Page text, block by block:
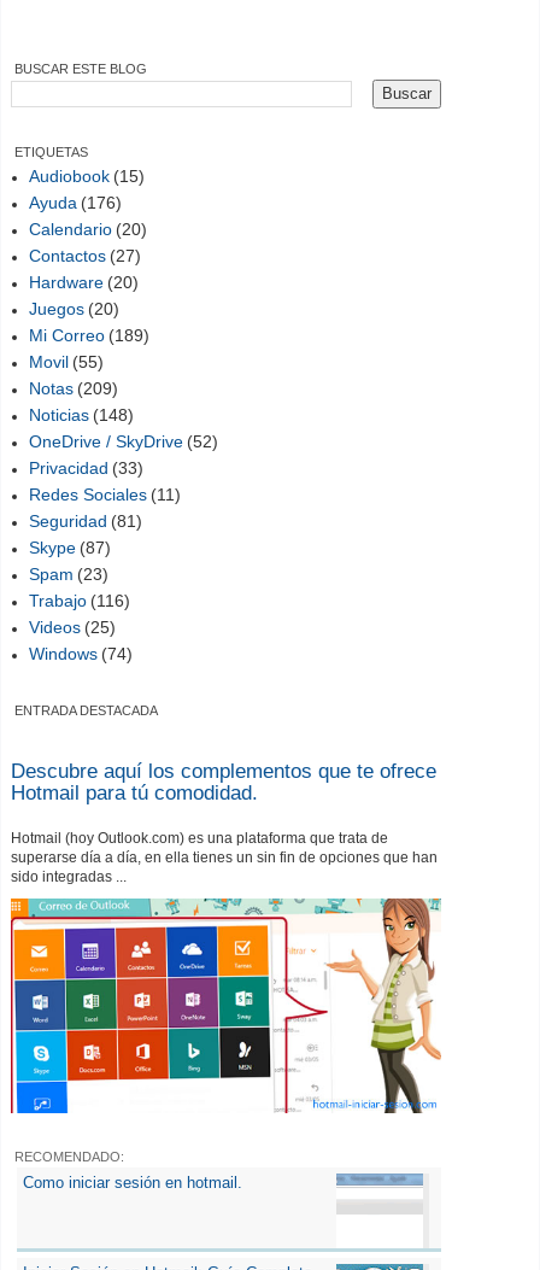
BUSCAR ESTE BLOG
ETIQUETAS
Audiobook (15)
Ayuda (176)
Calendario (20)
Contactos (27)
Hardware (20)
Juegos (20)
Mi Correo (189)
Movil (55)
Notas (209)
Noticias (148)
OneDrive / SkyDrive (52)
Privacidad (33)
Redes Sociales (11)
Seguridad (81)
Skype (87)
Spam (23)
Trabajo (116)
Videos (25)
Windows (74)
ENTRADA DESTACADA
Descubre aquí los complementos que te ofrece
Hotmail para tú comodidad.
Hotmail (hoy Outlook.com) es una plataforma que trata de
superarse día a día, en ella tienes un sin fin de opciones que han
sido integradas ...
RECOMENDADO:
Como iniciar sesión en hotmail.